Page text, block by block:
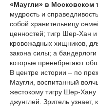
«Маугли» в Московском
мудрость и
собой хранительницу
ценностей; тигр Шер-Хан
кровожадных хищников,
закона силы; а
которые пренебрегают
В центре истории – по
Маугли, воспитанный
жестокому тигру Шер-
джунглей. Зритель